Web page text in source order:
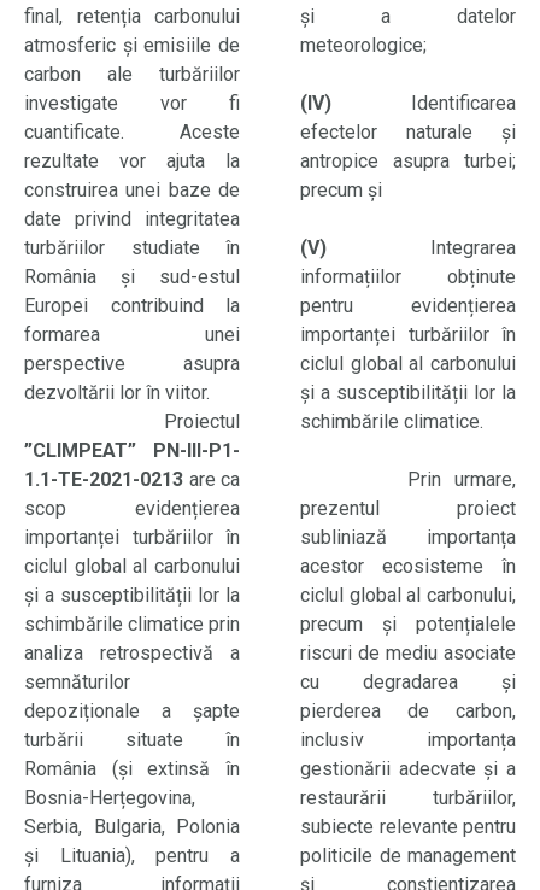
final, retenția carbonului
atmosferic și emisiile de
carbon ale turbăriilor
investigate vor fi
cuantificate. Aceste
rezultate vor ajuta la
construirea unei baze de
date privind integritatea
turbăriilor studiate în
România și sud-estul
Europei contribuind la
formarea unei
perspective asupra
dezvoltării lor în viitor.
Proiectul
”CLIMPEAT” PN-III-P1-
1.1-TE-2021-0213 are ca
scop evidențierea
importanței turbăriilor în
ciclul global al carbonului
și a susceptibilității lor la
schimbările climatice prin
analiza retrospectivă a
semnăturilor
depoziționale a șapte
turbării situate în
România (și extinsă în
Bosnia-Herțegovina,
Serbia, Bulgaria, Polonia
și Lituania), pentru a
furniza informații
și a datelor
meteorologice;
(IV) Identificarea
efectelor naturale și
antropice asupra turbei;
precum și
(V) Integrarea
informațiilor obținute
pentru evidențierea
importanței turbăriilor în
ciclul global al carbonului
și a susceptibilității lor la
schimbările climatice.
Prin urmare,
prezentul proiect
subliniază importanța
acestor ecosisteme în
ciclul global al carbonului,
precum și potențialele
riscuri de mediu asociate
cu degradarea și
pierderea de carbon,
inclusiv importanța
gestionării adecvate și a
restaurării turbăriilor,
subiecte relevante pentru
politicile de management
și conștientizarea